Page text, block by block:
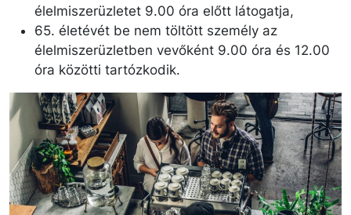
élelmiszerüzletet 9.00 óra előtt látogatja,
65. életévét be nem töltött személy az
élelmiszerüzletben vevőként 9.00 óra és 12.00
óra közötti tartózkodik.